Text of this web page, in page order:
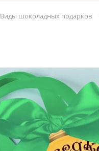
Виды шоколадных подарков